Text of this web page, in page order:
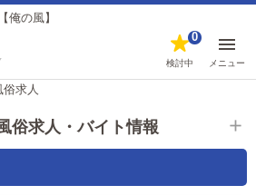
検討中
0
メニュー
求人
俗求人・バイト情報